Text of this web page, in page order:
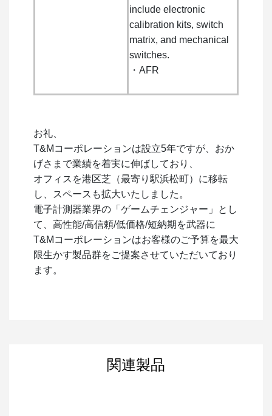
include electronic
calibration kits, switch
matrix, and mechanical
switches.
・AFR
お礼、
T&Mコーポレーションは設立5年ですが、おか
げさまで業績を着実に伸ばしており、
オフィスを港区芝（最寄り駅浜松町）に移転
し、スペースも拡大いたしました。
電子計測器業界の「ゲームチェンジャー」とし
て、高性能/高信頼/低価格/短納期を武器に
T&Mコーポレーションはお客様のご予算を最大
限生かす製品群をご提案させていただいており
ます。
関連製品